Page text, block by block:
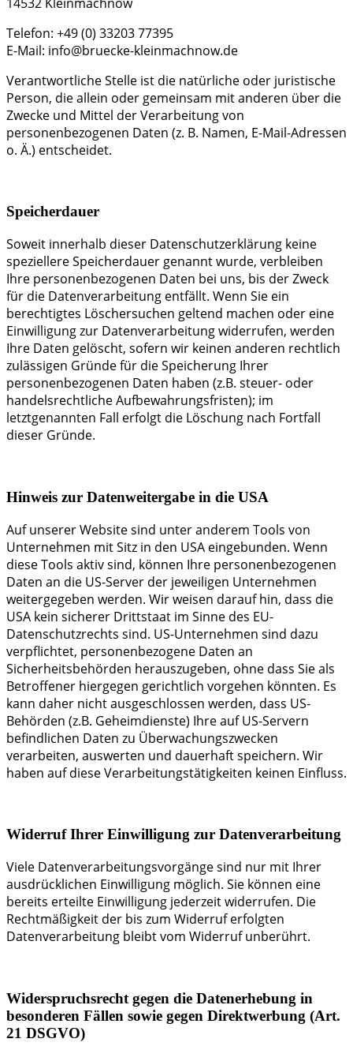
Telefon: +49 (0) 33203 77395
E-Mail: info@bruecke-kleinmachnow.de
Verantwortliche Stelle ist die natürliche oder juristische
Person, die allein oder gemeinsam mit anderen über die
Zwecke und Mittel der Verarbeitung von
personenbezogenen Daten (z. B. Namen, E-Mail-Adressen
o. Ä.) entscheidet.
Speicherdauer
Soweit innerhalb dieser Datenschutzerklärung keine
speziellere Speicherdauer genannt wurde, verbleiben
Ihre personenbezogenen Daten bei uns, bis der Zweck
für die Datenverarbeitung entfällt. Wenn Sie ein
berechtigtes Löschersuchen geltend machen oder eine
Einwilligung zur Datenverarbeitung widerrufen, werden
Ihre Daten gelöscht, sofern wir keinen anderen rechtlich
zulässigen Gründe für die Speicherung Ihrer
personenbezogenen Daten haben (z.B. steuer- oder
handelsrechtliche Aufbewahrungsfristen); im
letztgenannten Fall erfolgt die Löschung nach Fortfall
dieser Gründe.
Hinweis zur Datenweitergabe in die USA
Auf unserer Website sind unter anderem Tools von
Unternehmen mit Sitz in den USA eingebunden. Wenn
diese Tools aktiv sind, können Ihre personenbezogenen
Daten an die US-Server der jeweiligen Unternehmen
weitergegeben werden. Wir weisen darauf hin, dass die
USA kein sicherer Drittstaat im Sinne des EU-
Datenschutzrechts sind. US-Unternehmen sind dazu
verpflichtet, personenbezogene Daten an
Sicherheitsbehörden herauszugeben, ohne dass Sie als
Betroffener hiergegen gerichtlich vorgehen könnten. Es
kann daher nicht ausgeschlossen werden, dass US-
Behörden (z.B. Geheimdienste) Ihre auf US-Servern
befindlichen Daten zu Überwachungszwecken
verarbeiten, auswerten und dauerhaft speichern. Wir
haben auf diese Verarbeitungstätigkeiten keinen Einfluss.
Widerruf Ihrer Einwilligung zur Datenverarbeitung
Viele Datenverarbeitungsvorgänge sind nur mit Ihrer
ausdrücklichen Einwilligung möglich. Sie können eine
bereits erteilte Einwilligung jederzeit widerrufen. Die
Rechtmäßigkeit der bis zum Widerruf erfolgten
Datenverarbeitung bleibt vom Widerruf unberührt.
Widerspruchsrecht gegen die Datenerhebung in
besonderen Fällen sowie gegen Direktwerbung (Art.
21 DSGVO)